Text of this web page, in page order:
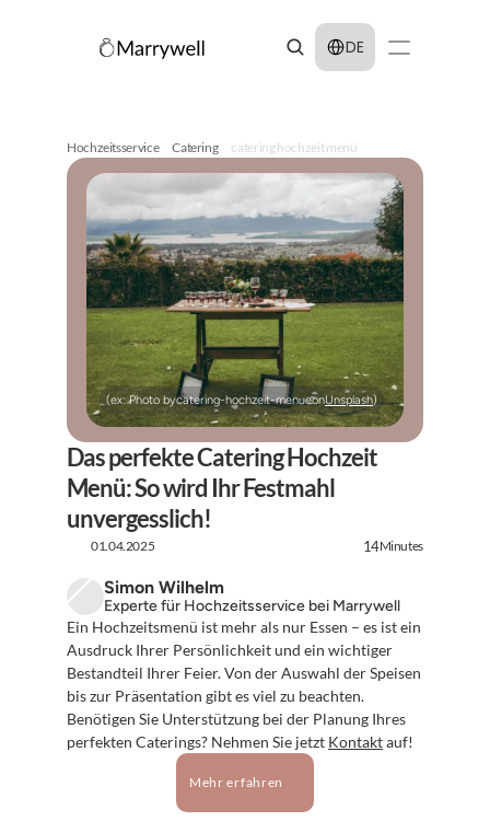
Select Language
DE
Hochzeitsservice Catering catering hochzeit menü
(ex: Photo bycatering-hochzeit-menueonUnsplash)
Das perfekte Catering Hochzeit
Menü: So wird Ihr Festmahl
unvergesslich!
01.04.2025 14Minutes
Simon Wilhelm
Experte für Hochzeitsservice bei Marrywell
Ein Hochzeitsmenü ist mehr als nur Essen – es ist ein
Ausdruck Ihrer Persönlichkeit und ein wichtiger
Bestandteil Ihrer Feier. Von der Auswahl der Speisen
bis zur Präsentation gibt es viel zu beachten.
Benötigen Sie Unterstützung bei der Planung Ihres
perfekten Caterings? Nehmen Sie jetzt Kontakt auf!
Mehr erfahren